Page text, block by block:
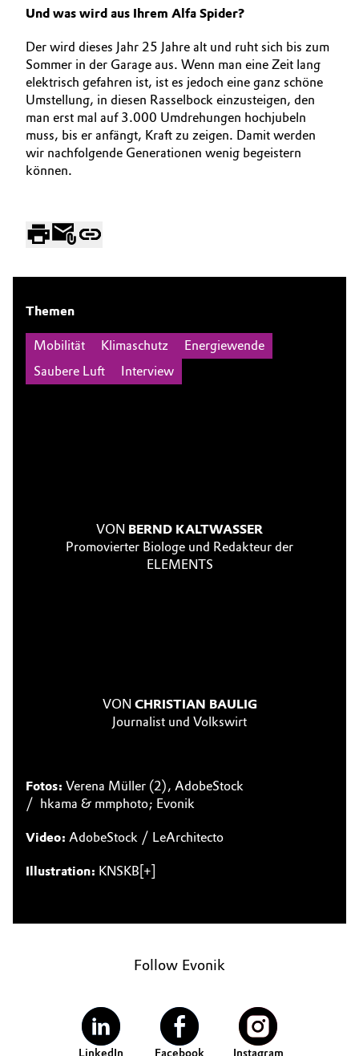
Und was wird aus Ihrem Alfa Spider?
Der wird dieses Jahr 25 Jahre alt und ruht sich bis zum
Sommer in der Garage aus. Wenn man eine Zeit lang
elektrisch gefahren ist, ist es jedoch eine ganz schöne
Umstellung, in diesen Rasselbock einzusteigen, den
man erst mal auf 3.000 Umdrehungen hochjubeln
muss, bis er anfängt, Kraft zu zeigen. Damit werden
wir nachfolgende Generationen wenig begeistern
können.
Themen
Mobilität Klimaschutz
Energiewende
Saubere Luft
Interview
VON BERND KALTWASSER
Promovierter Biologe und Redakteur der
ELEMENTS
VON CHRISTIAN BAULIG
Journalist und Volkswirt
Fotos: Verena Müller (2), AdobeStock
/ hkama & mmphoto; Evonik
Video: AdobeStock / LeArchitecto
Illustration: KNSKB[+]
Follow Evonik
LinkedIn Facebook Instagram